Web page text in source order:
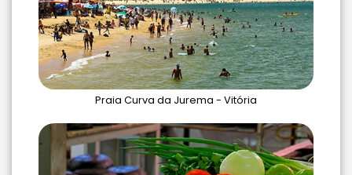
Praia Curva da Jurema - Vitória